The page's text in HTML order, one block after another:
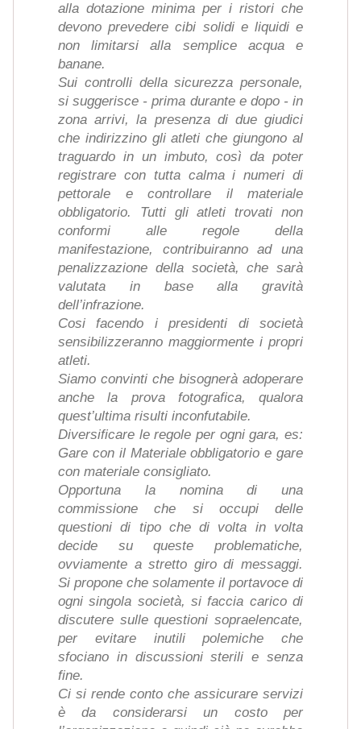
alla dotazione minima per i ristori che
devono prevedere cibi solidi e liquidi e
non limitarsi alla semplice acqua e
banane.
Sui controlli della sicurezza personale,
si suggerisce - prima durante e dopo - in
zona arrivi, la presenza di due giudici
che indirizzino gli atleti che giungono al
traguardo in un imbuto, così da poter
registrare con tutta calma i numeri di
pettorale e controllare il materiale
obbligatorio. Tutti gli atleti trovati non
conformi alle regole della
manifestazione, contribuiranno ad una
penalizzazione della società, che sarà
valutata in base alla gravità
dell’infrazione.
Cosi facendo i presidenti di società
sensibilizzeranno maggiormente i propri
atleti.
Siamo convinti che bisognerà adoperare
anche la prova fotografica, qualora
quest’ultima risulti inconfutabile.
Diversificare le regole per ogni gara, es:
Gare con il Materiale obbligatorio e gare
con materiale consigliato.
Opportuna la nomina di una
commissione che si occupi delle
questioni di tipo che di volta in volta
decide su queste problematiche,
ovviamente a stretto giro di messaggi.
Si propone che solamente il portavoce di
ogni singola società, si faccia carico di
discutere sulle questioni sopraelencate,
per evitare inutili polemiche che
sfociano in discussioni sterili e senza
fine.
Ci si rende conto che assicurare servizi
è da considerarsi un costo per